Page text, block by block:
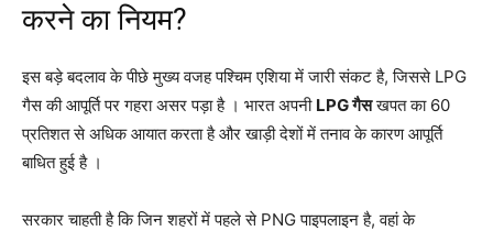
करने का नियम?
इस बड़े बदलाव के पीछे मुख्य वजह पश्चिम एशिया में जारी संकट है, जिससे LPG
गैस की आपूर्ति पर गहरा असर पड़ा है । भारत अपनी LPG गैसखपत का 60
प्रतिशत से अधिक आयात करता है और खाड़ी देशों में तनाव के कारण आपूर्ति
बाधित हुई है ।
सरकार चाहती है कि जिन शहरों में पहले से PNG पाइपलाइन है, वहां के